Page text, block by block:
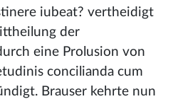
iubeat? vertheidigt
der
eine Prolusion von
concilianda cum
Brauser kehrte nun